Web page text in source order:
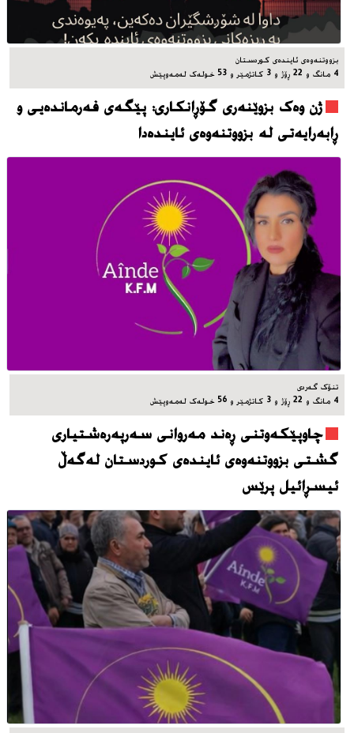
بزووتنه‌وه‌ی ئاینده‌ی کوردستان
4 مانگ و 22 ڕۆژ و 3 کاتژمێر و 53 خوله‌ک له‌مه‌وپێش‌
ژن وەک بزوێنەری گۆڕانکاری: پێگەی فەرماندەیی و
ڕابەرایەتی لە بزووتنەوەی ئایندەدا
تنۆک گەردی
4 مانگ و 22 ڕۆژ و 3 کاتژمێر و 56 خوله‌ک له‌مه‌وپێش‌
چاوپێکەوتنی ڕەند مەروانی سەرپەرەشتیاری
گشتی بزووتنەوەی ئایندەی کوردستان لەگەڵ
ئیسڕائیل پرێس